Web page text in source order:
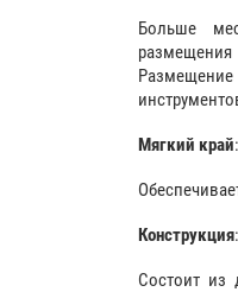
Больше
Мягкий край:
Конструкция:
Состоит из